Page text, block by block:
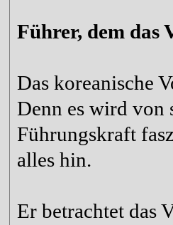
Führer, dem das
Das koreanische
Denn es wird von
Führungskraft
alles hin.
Er betrachtet das